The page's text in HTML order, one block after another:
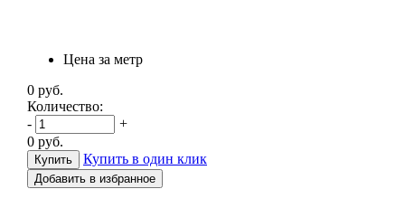
Цена за метр
0 руб.
Количество:
-
+
0 руб.
Купить в один клик
Добавить в избранное